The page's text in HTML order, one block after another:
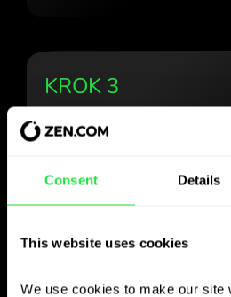
Consent Details
This website uses cookies
We use cookies to make our site
KROK 3
Použijte
měnu